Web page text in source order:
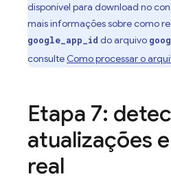
disponível para download no
mais informações sobre como
google_app_id do arquivo
consulte Como processar o
Etapa 7:
atualizações
real